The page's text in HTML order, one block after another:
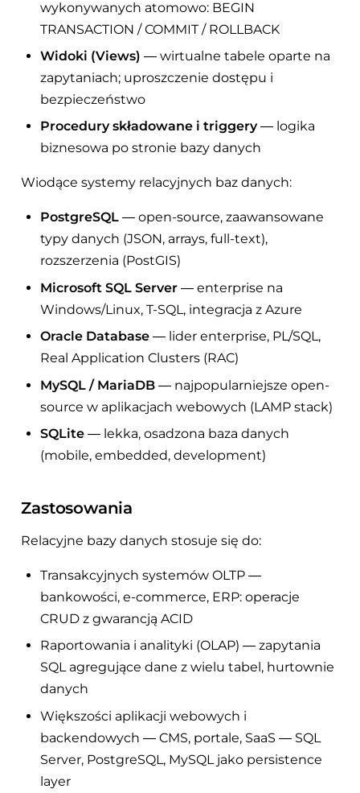
wykonywanych atomowo: BEGIN
TRANSACTION / COMMIT / ROLLBACK
Widoki (Views) — wirtualne tabele oparte na
zapytaniach; uproszczenie dostępu i
bezpieczeństwo
Procedury składowane i triggery— logika
biznesowa po stronie bazy danych
Wiodące systemy relacyjnych baz danych:
PostgreSQL — open-source, zaawansowane
typy danych (JSON, arrays, full-text),
rozszerzenia (PostGIS)
Microsoft SQL Server — enterprise na
Windows/Linux, T-SQL, integracja z Azure
Oracle Database — lider enterprise, PL/SQL,
Real Application Clusters (RAC)
MySQL / MariaDB — najpopularniejsze open-
source w aplikacjach webowych (LAMP stack)
SQLite — lekka, osadzona baza danych
(mobile, embedded, development)
Zastosowania
Relacyjne bazy danych stosuje się do:
Transakcyjnych systemów OLTP —
bankowości, e-commerce, ERP: operacje
CRUD z gwarancją ACID
Raportowania i analityki (OLAP) — zapytania
SQL agregujące dane z wielu tabel, hurtownie
danych
Większości aplikacji webowych i
backendowych — CMS, portale, SaaS — SQL
Server, PostgreSQL, MySQL jako persistence
layer